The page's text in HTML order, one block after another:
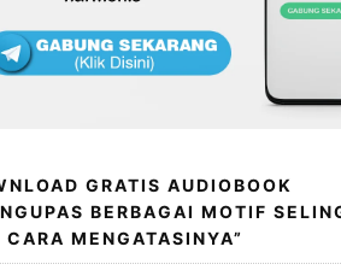
GRATIS AUDIOBOOK
BERBAGAI MOTIF
CARA MENGATASINYA”